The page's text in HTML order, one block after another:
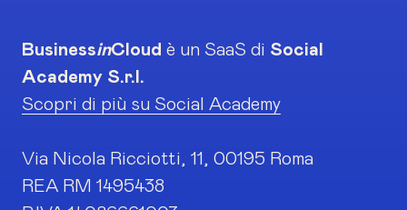
BusinessinCloud è un SaaS di Social
Academy S.r.l.
Scopri di più su Social Academy
Via Nicola Ricciotti, 11, 00195 Roma
REA RM 1495438